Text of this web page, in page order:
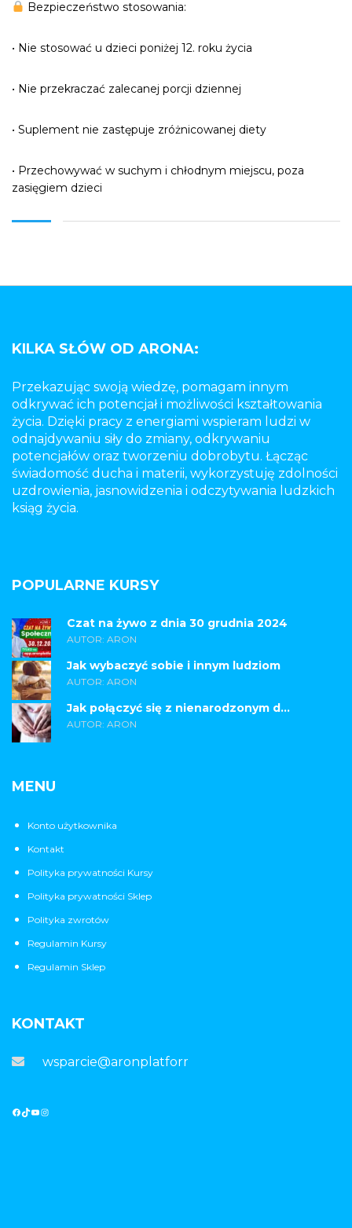
Bezpieczeństwo stosowania:
• Nie stosować u dzieci poniżej 12. roku życia
• Nie przekraczać zalecanej porcji dziennej
• Suplement nie zastępuje zróżnicowanej diety
• Przechowywać w suchym i chłodnym miejscu, poza
zasięgiem dzieci
KILKA SŁÓW OD ARONA:
Przekazując swoją wiedzę, pomagam innym
odkrywać ich potencjał i możliwości kształtowania
życia. Dzięki pracy z energiami wspieram ludzi w
odnajdywaniu siły do zmiany, odkrywaniu
potencjałów oraz tworzeniu dobrobytu. Łącząc
świadomość ducha i materii, wykorzystuję zdolności
uzdrowienia, jasnowidzenia i odczytywania ludzkich
ksiąg życia.
POPULARNE KURSY
Czat na żywo z dnia 30 grudnia 2024
AUTOR: ARON
Jak wybaczyć sobie i innym ludziom
AUTOR: ARON
Jak połączyć się z nienarodzonym d...
AUTOR: ARON
MENU
Konto użytkownika
Kontakt
Polityka prywatności Kursy
Polityka prywatności Sklep
Polityka zwrotów
Regulamin Kursy
Regulamin Sklep
KONTAKT
wsparcie@aronplatforma.pl